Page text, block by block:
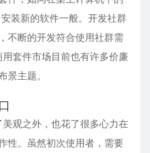
装新的软件一般。开发社群
，不断的开发符合使用社群需
套件市场目前也有许多价廉
景主题。
观之外，也花了很多心力在
性。虽然初次使用者，需要